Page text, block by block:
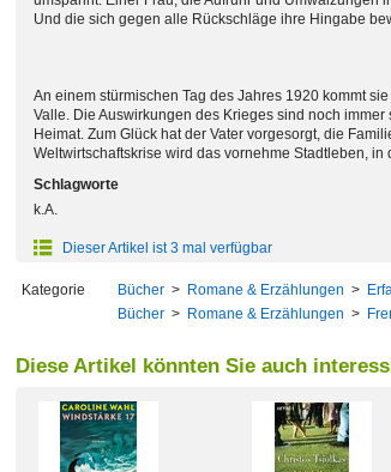
Und die sich gegen alle Rückschläge ihre Hingabe
An einem stürmischen Tag des Jahres 1920 kommt
Valle. Die Auswirkungen des Krieges sind noch
Heimat. Zum Glück hat der Vater vorgesorgt, die
Weltwirtschaftskrise wird das vornehme Stadtleben,
Schlagworte
k.A.
Dieser Artikel ist 3 mal verfügbar
Kategorie Bücher > Romane & Erzählungen >
Bücher > Romane & Erzählungen >
Diese Artikel könnten Sie auch